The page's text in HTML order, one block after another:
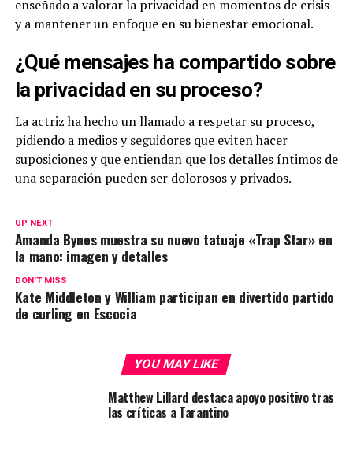
enseñado a valorar la privacidad en momentos de crisis
y a mantener un enfoque en su bienestar emocional.
¿Qué mensajes ha compartido sobre
la privacidad en su proceso?
La actriz ha hecho un llamado a respetar su proceso,
pidiendo a medios y seguidores que eviten hacer
suposiciones y que entiendan que los detalles íntimos de
una separación pueden ser dolorosos y privados.
UP NEXT
Amanda Bynes muestra su nuevo tatuaje «Trap Star» en
la mano: imagen y detalles
DON'T MISS
Kate Middleton y William participan en divertido partido
de curling en Escocia
YOU MAY LIKE
Matthew Lillard destaca apoyo positivo tras
las críticas a Tarantino